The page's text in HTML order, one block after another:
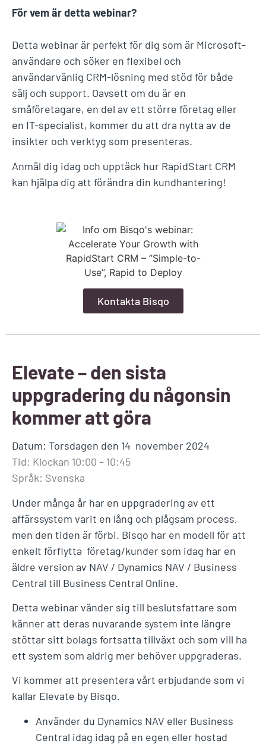
För vem är detta webinar?
Detta webinar är perfekt för dig som är Microsoft-
användare och söker en flexibel och
användarvänlig CRM-lösning med stöd för både
sälj och support. Oavsett om du är en
småföretagare, en del av ett större företag eller
en IT-specialist, kommer du att dra nytta av de
insikter och verktyg som presenteras.
Anmäl dig idag och upptäck hur RapidStart CRM
kan hjälpa dig att förändra din kundhantering!
Kontakta Bisqo
Elevate – den sista
uppgradering du någonsin
kommer att göra
Datum: Torsdagen den 14 november 2024
Tid: Klockan 10:00 – 10:45
Språk: Svenska
Under många år har en uppgradering av ett
affärssystem varit en lång och plågsam process,
men den tiden är förbi. Bisqo har en modell för att
enkelt förflytta företag/kunder som idag har en
äldre version av NAV / Dynamics NAV / Business
Central till Business Central Online.
Detta webinar vänder sig till beslutsfattare som
känner att deras nuvarande system inte längre
stöttar sitt bolags fortsatta tillväxt och som vill ha
ett system som aldrig mer behöver uppgraderas.
Vi kommer att presentera vårt erbjudande som vi
kallar Elevate by Bisqo.
Använder du Dynamics NAV eller Business
Central idag idag på en egen eller hostad